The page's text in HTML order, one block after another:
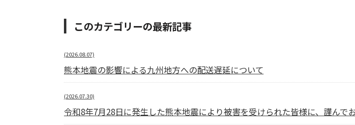
このカテゴリーの最新記事
(2026.08.07)
熊本地震の影響による九州地方への配送遅延について
(2026.07.30)
令和8年7月28日に発生した熊本地震により被害を受けられた皆様に、謹んで